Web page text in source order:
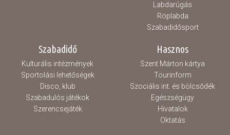
Labdarúgás
Röplabda
Szabadidősport
Szabadidő
Kulturális intézmények
Sportolási lehetőségek
Disco, klub
Szabadulós játékok
Szerencsejáték
Hasznos
Szent Márton kártya
Tourinform
Szociális int. és bölcsődék
Egészségügy
Hivatalok
Oktatás